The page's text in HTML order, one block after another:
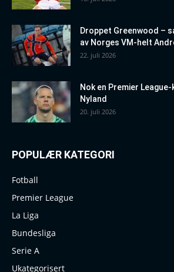
Droppet Greenwood –
av Norges VM-helt
22. juli 2026
Nok en Premier
Nyland
20. juli 2026
POPULÆR KATEGORI
Fotball
Premier League
La Liga
Bundesliga
Serie A
Ukategorisert